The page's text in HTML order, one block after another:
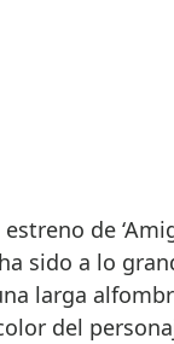
de
sido a lo
larga
del